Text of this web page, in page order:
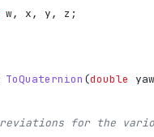
w, x, y, z ;
ToQuaternion (double yaw